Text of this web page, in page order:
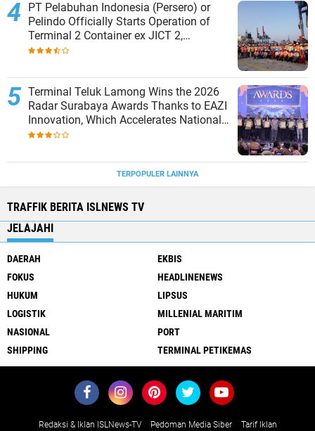
PT Pelabuhan Indonesia (Persero) or
Pelindo Officially Starts Operation of
Terminal 2 Container ex JICT 2,
Strengthening Productivity of Tanjung
Terminal Teluk Lamong Wins the 2026
Radar Surabaya Awards Thanks to EAZI
Innovation, Which Accelerates National
Logistics Services
TERPOPULER LAINNYA
TRAFFIK BERITA ISLNEWS TV
JELAJAHI
DAERAH
EKBIS
FOKUS
HEADLINENEWS
HUKUM
LIPSUS
LOGISTIK
MILLENIAL MARITIM
NASIONAL
PORT
SHIPPING
TERMINAL PETIKEMAS
Redaksi & Iklan ISLNews-TV Pedoman Media Siber Tarif Iklan